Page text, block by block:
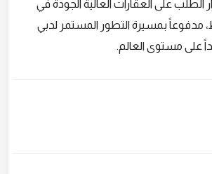
الطلب على العقارات العالية الجودة في
مدفوعاً بمسيرة التطور المستمر لدبي
على مستوى العالم.